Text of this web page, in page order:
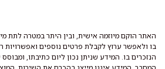
האתר הוקם מיוזמה אישית, ובין היתר במטרה לתת
בו ולאפשר ערוץ לקבלת פרטים נוספים ואפשרויות
הנזכרים בו. המידע שניתן נכון ליום כתיבתו,